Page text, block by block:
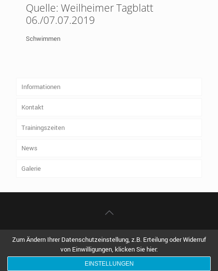
Quelle: Weilheimer Tagblatt
06./07.07.2019
Schwimmen
Informationen
Kontakt
Trainingszeiten
News
Galerie
© 2018 TSV 1847 Weilheim e.V. Alle Rechte vorbehalten.
Impressum
Datenschutzerklärung
Zum Ändern Ihrer Datenschutzeinstellung, z.B. Erteilung oder Widerruf
von Einwilligungen, klicken Sie hier:
EINSTELLUNGEN